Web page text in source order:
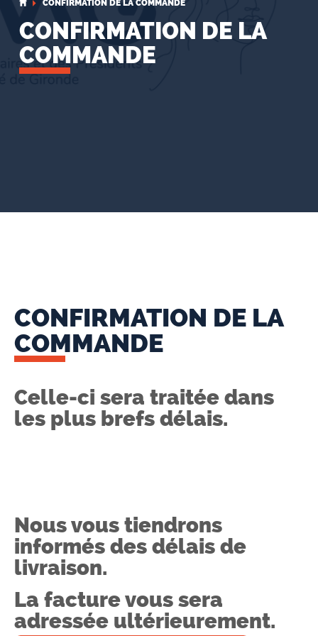
CONFIRMATION DE LA COMMANDE
CONFIRMATION DE LA
COMMANDE
CONFIRMATION DE LA
COMMANDE
Celle-ci sera traitée dans
les plus brefs délais.
Nous vous tiendrons
informés des délais de
livraison.
La facture vous sera
adressée ultérieurement.